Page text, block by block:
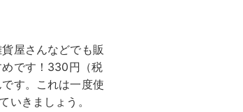
屋さんなどでも販
です！330円（税
す。これは一度使
いきましょう。